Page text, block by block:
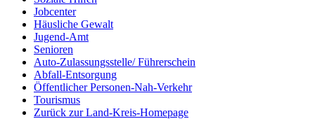
Jobcenter
Häusliche Gewalt
Jugend-Amt
Senioren
Auto-Zulassungsstelle/ Führerschein
Abfall-Entsorgung
Öffentlicher Personen-Nah-Verkehr
Tourismus
Zurück zur Land-Kreis-Homepage